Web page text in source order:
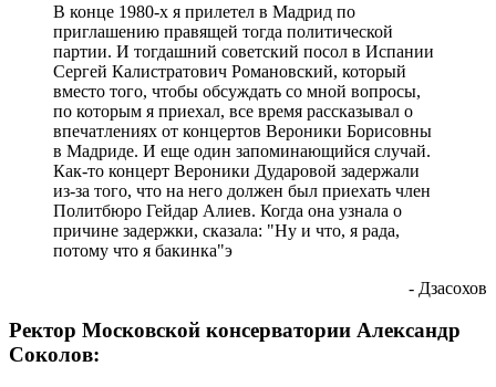
В конце 1980-х я прилетел в Мадрид по
приглашению правящей тогда политической
партии. И тогдашний советский посол в Испании
Сергей Калистратович Романовский, который
вместо того, чтобы обсуждать со мной вопросы,
по которым я приехал, все время рассказывал о
впечатлениях от концертов Вероники Борисовны
в Мадриде. И еще один запоминающийся случай.
Как-то концерт Вероники Дударовой задержали
из-за того, что на него должен был приехать член
Политбюро Гейдар Алиев. Когда она узнала о
причине задержки, сказала: "Ну и что, я рада,
потому что я бакинка"э
- Дзасохов
Ректор Московской консерватории Александр
Соколов: